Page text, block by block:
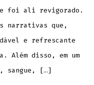
foi ali revigorado.
narrativas que,
e refrescante
Além disso, em um
sangue, […]